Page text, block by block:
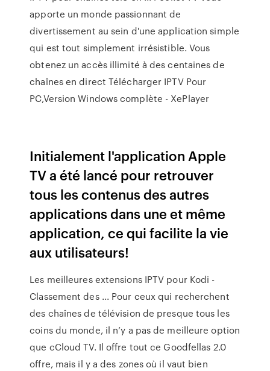
apporte un monde passionnant de
divertissement au sein d'une application simple
qui est tout simplement irrésistible. Vous
obtenez un accès illimité à des centaines de
chaînes en direct Télécharger IPTV Pour
PC,Version Windows complète - XePlayer
Initialement l'application Apple
TV a été lancé pour retrouver
tous les contenus des autres
applications dans une et même
application, ce qui facilite la vie
aux utilisateurs!
Les meilleures extensions IPTV pour Kodi -
Classement des ... Pour ceux qui recherchent
des chaînes de télévision de presque tous les
coins du monde, il n’y a pas de meilleure option
que cCloud TV. Il offre tout ce Goodfellas 2.0
offre, mais il y a des zones où il vaut bien